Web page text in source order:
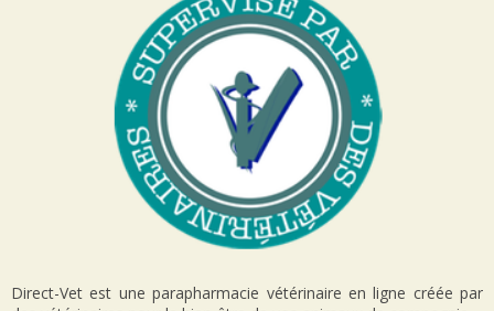
Direct-Vet est une parapharmacie vétérinaire en ligne créée par